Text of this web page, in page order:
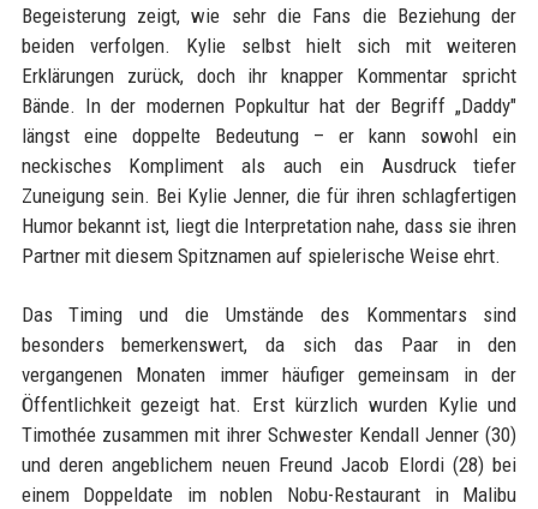
Begeisterung zeigt, wie sehr die Fans die Beziehung der
beiden verfolgen. Kylie selbst hielt sich mit weiteren
Erklärungen zurück, doch ihr knapper Kommentar spricht
Bände. In der modernen Popkultur hat der Begriff „Daddy"
längst eine doppelte Bedeutung – er kann sowohl ein
neckisches Kompliment als auch ein Ausdruck tiefer
Zuneigung sein. Bei Kylie Jenner, die für ihren schlagfertigen
Humor bekannt ist, liegt die Interpretation nahe, dass sie ihren
Partner mit diesem Spitznamen auf spielerische Weise ehrt.
Das Timing und die Umstände des Kommentars sind
besonders bemerkenswert, da sich das Paar in den
vergangenen Monaten immer häufiger gemeinsam in der
Öffentlichkeit gezeigt hat. Erst kürzlich wurden Kylie und
Timothée zusammen mit ihrer Schwester Kendall Jenner (30)
und deren angeblichem neuen Freund Jacob Elordi (28) bei
einem Doppeldate im noblen Nobu-Restaurant in Malibu